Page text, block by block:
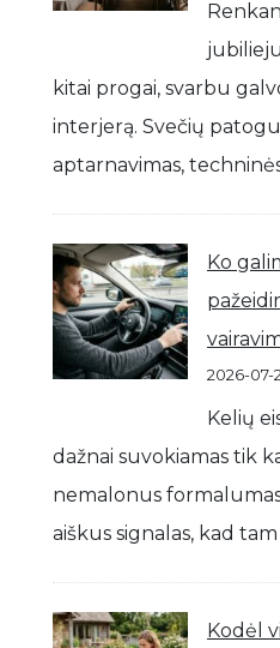
kitai progai, svarbu
interjerą. Svečių
aptarnavimas,
Ko
2026-07-
Kelių
dažnai suvokiamas tik
nemalonus
aiškus signalas, kad
Kodėl